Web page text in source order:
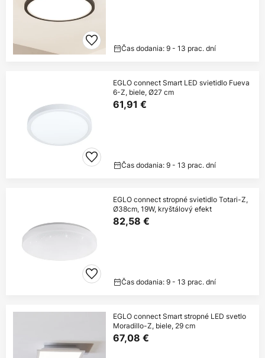
Čas dodania: 9 - 13 prac. dní
EGLO connect Smart LED svietidlo Fueva
6-Z, biele, Ø27 cm
61,91 €
Čas dodania: 9 - 13 prac. dní
EGLO connect stropné svietidlo Totari-Z,
Ø38cm, 19W, kryštálový efekt
82,58 €
Čas dodania: 9 - 13 prac. dní
EGLO connect Smart stropné LED svetlo
Moradillo-Z, biele, 29 cm
67,08 €